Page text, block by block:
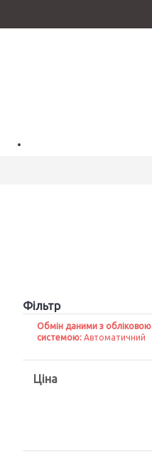
Програмне забезпечення
Фільтр
Обмін даними з обліковою
системою: Автоматичний
Ціна